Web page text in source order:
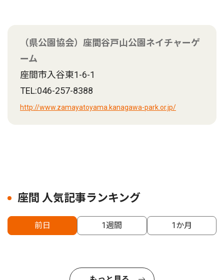
（県公園協会）座間谷戸山公園ネイチャーゲ
ーム
座間市入谷東1-6-1
TEL:046-257-8388
http://www.zamayatoyama.kanagawa-park.or.jp/
座間 人気記事ランキング
前日 1週間 1か月